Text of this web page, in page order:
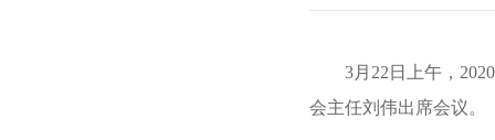
3月22日上午，
会主任刘伟出席会议。